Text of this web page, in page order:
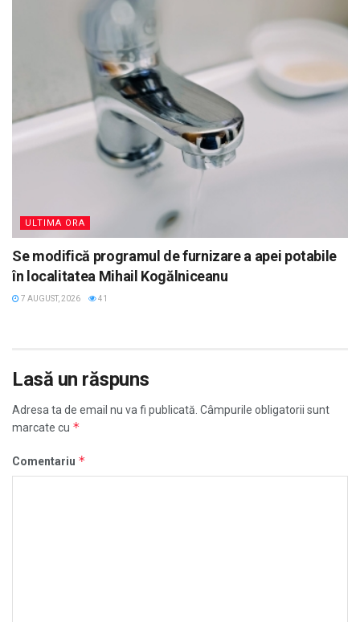
ULTIMA ORA
Se modifică programul de furnizare a apei potabile
în localitatea Mihail Kogălniceanu
7 AUGUST, 2026 41
Lasă un răspuns
Adresa ta de email nu va fi publicată. Câmpurile obligatorii sunt
marcate cu *
Comentariu *